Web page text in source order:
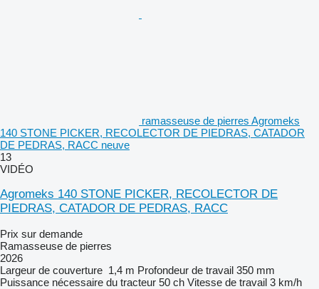
ramasseuse de pierres Agromeks
140 STONE PICKER, RECOLECTOR DE PIEDRAS, CATADOR
DE PEDRAS, RACC neuve
13
VIDÉO
Agromeks 140 STONE PICKER, RECOLECTOR DE
PIEDRAS, CATADOR DE PEDRAS, RACC
Prix sur demande
Ramasseuse de pierres
2026
Largeur de couverture 1,4 m Profondeur de travail 350 mm
Puissance nécessaire du tracteur 50 ch Vitesse de travail 3 km/h